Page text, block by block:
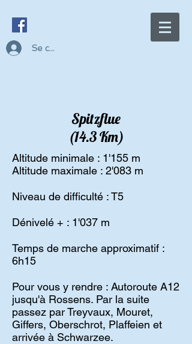
Se connecter
Spitzflue
(14.3 Km)
Altitude minimale : 1'155 m
Altitude maximale : 2'083 m
Niveau de difficulté : T5
Dénivelé + : 1'037 m
Temps de marche approximatif :
6h15
Pour vous y rendre : Autoroute A12
jusqu'à Rossens. Par la suite
passez par Treyvaux, Mouret,
Giffers, Oberschrot, Plaffeien et
arrivée à Schwarzee.